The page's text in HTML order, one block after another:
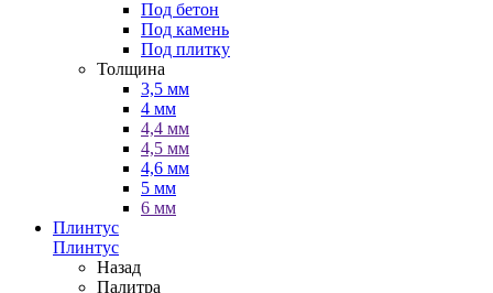
Под бетон
Под камень
Под плитку
Толщина
3,5 мм
4 мм
4,4 мм
4,5 мм
4,6 мм
5 мм
6 мм
Плинтус
Плинтус
Назад
Палитра